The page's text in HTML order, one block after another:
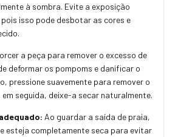
à sombra. Evite a exposição
isso pode desbotar as cores e
a peça para remover o excesso de
deformar os pompoms e danificar o
pressione suavemente para remover o
em seguida, deixe-a secar naturalmente.
Ao guardar a saída de praia,
esteja completamente seca para evitar